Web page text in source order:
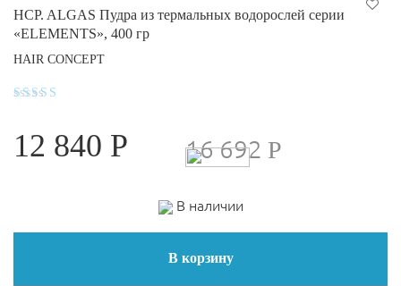
HCP. ALGAS Пудра из термальных водорослей серии
«ELEMENTS», 400 гр
HAIR CONCEPT
из 5
12 840 Р 16 692 Р
В наличии
В корзину